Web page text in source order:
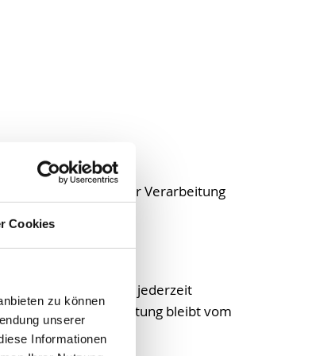
Cookies
zu können
unserer
Informationen
und Mittel der Verarbeitung
erteilte Einwilligung jederzeit
Datenverarbeitung bleibt vom